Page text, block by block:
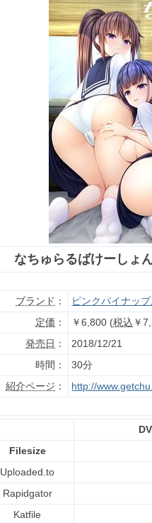
なちゅらるばけーしょ
ブランド ：
ピンクパイナッ
定価 ： ￥6,800 (税込 ￥
発売日 ：
2018/12/21
時間：
30分
紹介ページ ： http://
Filesize
Uploaded.to
Rapidgator
Katfile